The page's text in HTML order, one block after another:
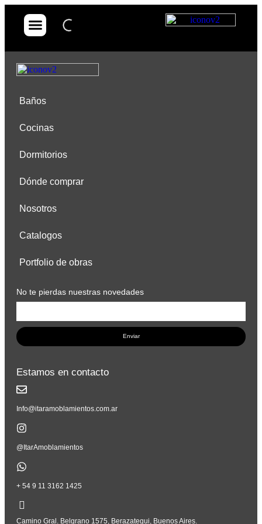
Baños
Cocinas
Dormitorios
Dónde comprar
Nosotros
Catalogos
Portfolio de obras
No te pierdas nuestras novedades
Enviar
Estamos en contacto
Info@itaramoblamientos.com.ar
@ItarAmoblamientos
+ 54 9 11 3162 1425
Camino Gral. Belgrano 1575, Berazategui, Buenos Aires.